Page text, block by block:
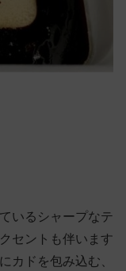
いるシャープなテ
セントも伴います
カドを包み込む、